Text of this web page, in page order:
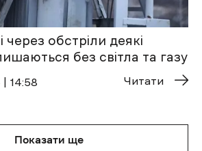
через обстріли деякі
без світла та газу
14:58 Читати
Показати ще